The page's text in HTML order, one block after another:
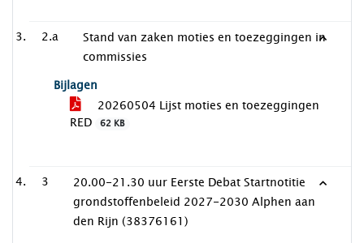
2.a
Stand van zaken moties en toezeggingen in
commissies
Bijlagen
20260504 Lijst moties en toezeggingen
RED
62 KB
3
20.00-21.30 uur Eerste Debat Startnotitie
grondstoffenbeleid 2027-2030 Alphen aan
den Rijn (38376161)